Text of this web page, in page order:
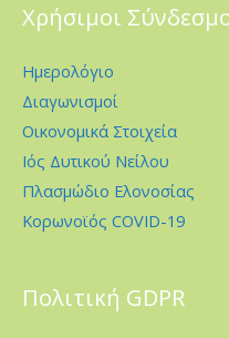
Χρήσιμοι
Ημερολόγιο
Διαγωνισμοί
Οικονομικά Στοιχεία
Ιός Δυτικού Νείλου
Πλασμώδιο Ελονοσίας
Κορωνοϊός COVID-19
Πολιτική GDPR